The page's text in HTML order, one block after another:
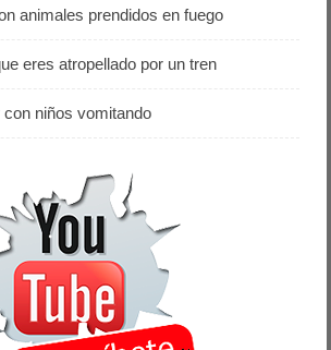
animales prendidos en fuego
eres atropellado por un tren
con niños vomitando